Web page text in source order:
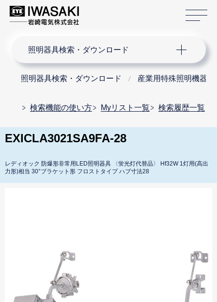
照明器具検索・ダウンロード
照明器具検索・ダウンロード 産業用特殊照明機器
検索機能の使い方 Myリスト一覧 検索履歴一覧
EXICLA3021SA9FA-28
レディオック 防爆形非常用LED照明器具 〈蛍光灯代替品〉 Hf32W 1灯用(高出
力形)相当 30°ブラケット形 フロストタイプ ハブ寸法28